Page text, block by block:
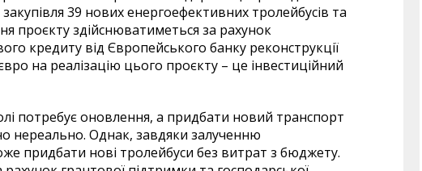
39 нових енергоефективних тролейбусів та
проєкту здійснюватиметься за рахунок
кредиту від Європейського банку реконструкції
на реалізацію цього проєкту – це інвестиційний
потребує оновлення, а придбати новий транспорт
нереально. Однак, завдяки залученню
придбати нові тролейбуси без витрат з бюджету.